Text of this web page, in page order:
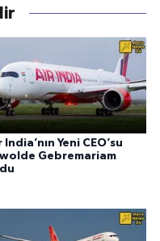
India’nın Yeni CEO’su
Gebremariam